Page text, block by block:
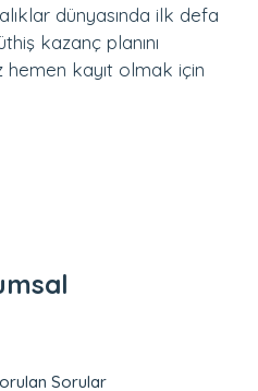
dünyasında ilk defa
kazanç planını
hemen kayıt olmak için
Sorular